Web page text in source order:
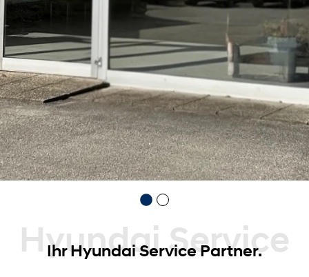
Hyundai Service
Ihr Hyundai Service Partner.